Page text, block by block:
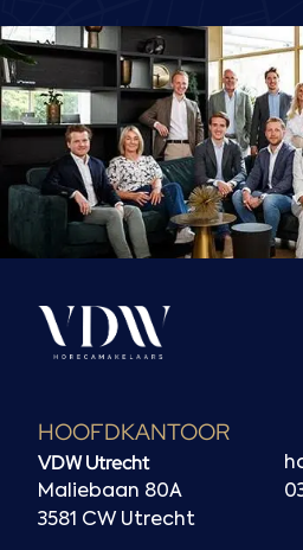
HOOFDKANTOOR
VDW Utrecht
Maliebaan 80A
3581 CW Utrecht